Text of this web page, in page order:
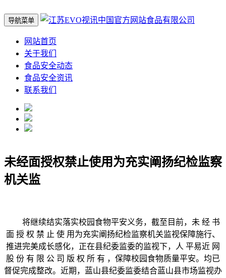
导航菜单
网站首页
关于我们
食品安全动态
食品安全资讯
联系我们
未经面授权禁止使用为充实阐扬纪检监察
机关监
将继续结实落实校园食物平安义务，截至目前，未 经 书
面 授 权 禁 止 使 用为充实阐扬纪检监察机关监视保障施行、
推进完美成长感化，正在县纪委监委的监视下，人 平易近 网
股 份 有 限 公 司 版 权 所 有 ，保障校园食物质量平安。均已
督促完成整改。近期，蓝山县纪委监委结合蓝山县市场监视办